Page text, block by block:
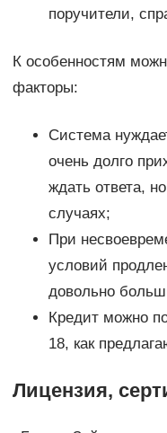
поручители,
К особенностям
факторы:
Система
очень долго
ждать ответа,
случаях;
При
условий
довольно
Кредит можно
18, как
Лицензия,